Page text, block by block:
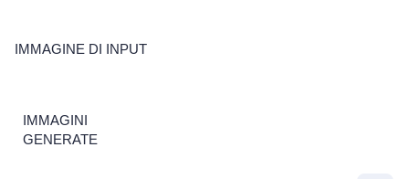
IMMAGINE DI INPUT
IMMAGINI
GENERATE